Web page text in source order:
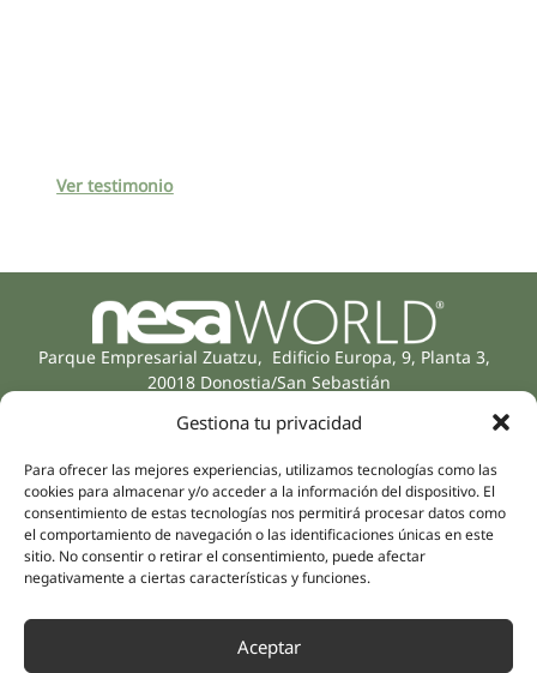
Gestiona tu privacidad
Para ofrecer las mejores experiencias, utilizamos tecnologías como las
cookies para almacenar y/o acceder a la información del dispositivo. El
consentimiento de estas tecnologías nos permitirá procesar datos como
el comportamiento de navegación o las identificaciones únicas en este
sitio. No consentir o retirar el consentimiento, puede afectar
negativamente a ciertas características y funciones.
Aceptar
Ver testimonio
Parque Empresarial Zuatzu, Edificio Europa, 9, Planta 3,
20018 Donostia/San Sebastián
Especialidades
Salud íntima
Sports
Salud mental
Neurología y dolor
Compañía
Sobre nosotros
Equipo humano
Distribuidores
Partnerships